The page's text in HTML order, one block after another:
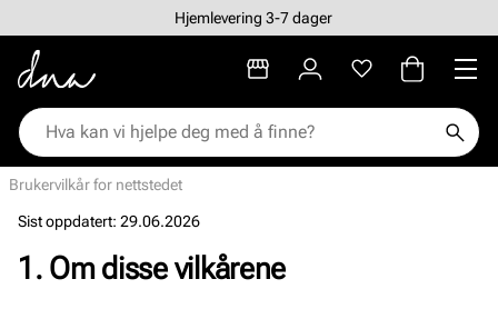
Hjemlevering 3-7 dager
Brukervilkår for nettstedet
Sist oppdatert: 29.06.2026
1. Om disse vilkårene